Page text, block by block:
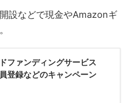
設などで現金やAmazonギ
ファンディングサービス
登録などのキャンペーン